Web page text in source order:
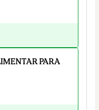
PARA